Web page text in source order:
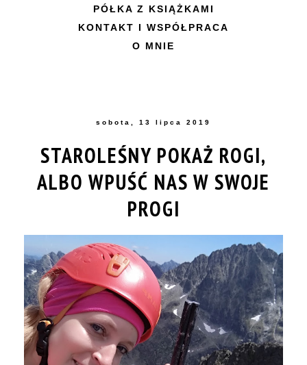
PÓŁKA Z KSIĄŻKAMI
KONTAKT I WSPÓŁPRACA
O MNIE
sobota, 13 lipca 2019
STAROLEŚNY POKAŻ ROGI,
ALBO WPUŚĆ NAS W SWOJE
PROGI